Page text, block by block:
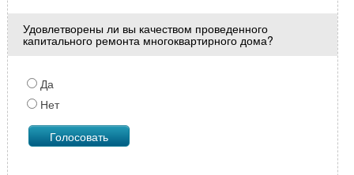
Удовлетворены ли вы качеством проведенного
капитального ремонта многоквартирного дома?
Да
Нет